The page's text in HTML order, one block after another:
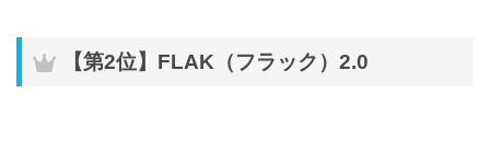
【第2位】FLAK（フラック）2.0